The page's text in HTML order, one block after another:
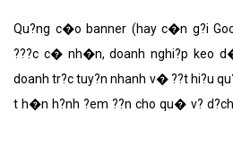
Qu?ng c�o banner (hay c�n g?i
???c c� nh�n, doanh nghi?p keo
doanh tr?c tuy?n nhanh v� ??t hi?u
t h�n h?nh ?em ??n cho qu� v?